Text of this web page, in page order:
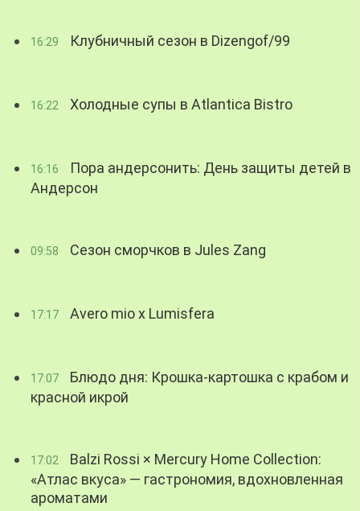
16:29 Клубничный сезон в Dizengof/99
16:22 Холодные супы в Atlantica Bistro
16:16
Пора андерсонить: День защиты детей в
Андерсон
09:58 Сезон сморчков в Jules Zang
17:17 Avero mio x Lumisfera
17:07
Блюдо дня: Крошка-картошка с крабом и
красной икрой
17:02
Balzi Rossi × Mercury Home Collection:
«Атлас вкуса» — гастрономия, вдохновленная
ароматами